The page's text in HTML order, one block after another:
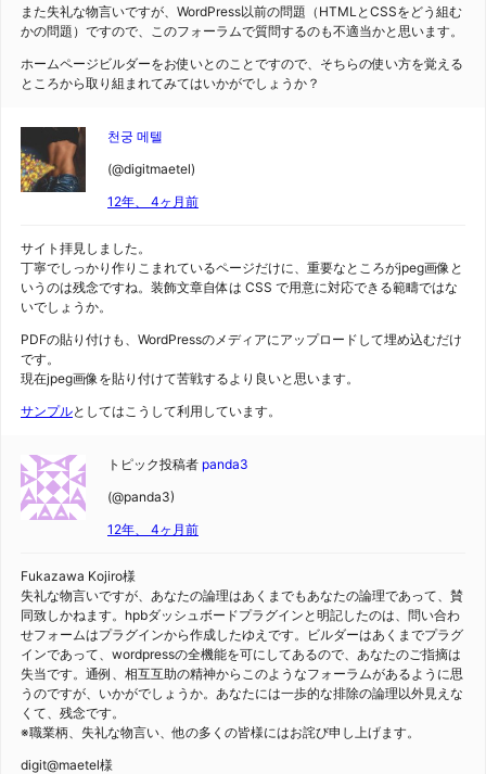
また失礼な物言いですが、WordPress以前の問題（HTMLとCSSをどう組む
かの問題）ですので、このフォーラムで質問するのも不適当かと思います。
ホームページビルダーをお使いとのことですので、そちらの使い方を覚える
ところから取り組まれてみてはいかがでしょうか？
천궁 메텔
(@digitmaetel)
12年、 4ヶ月前
サイト拝見しました。
丁寧でしっかり作りこまれているページだけに、重要なところがjpeg画像と
いうのは残念ですね。装飾文章自体は CSS で用意に対応できる範疇ではな
いでしょうか。
PDFの貼り付けも、WordPressのメディアにアップロードして埋め込むだけ
です。
現在jpeg画像を貼り付けて苦戦するより良いと思います。
サンプルとしてはこうして利用しています。
トピック投稿者 panda3
(@panda3)
12年、 4ヶ月前
Fukazawa Kojiro様
失礼な物言いですが、あなたの論理はあくまでもあなたの論理であって、賛
同致しかねます。hpbダッシュボードプラグインと明記したのは、問い合わ
せフォームはプラグインから作成したゆえです。ビルダーはあくまでプラグ
インであって、wordpressの全機能を可にしてあるので、あなたのご指摘は
失当です。通例、相互互助の精神からこのようなフォーラムがあるように思
うのですが、いかがでしょうか。あなたには一歩的な排除の論理以外見えな
くて、残念です。
※職業柄、失礼な物言い、他の多くの皆様にはお詫び申し上げます。
digit@maetel様